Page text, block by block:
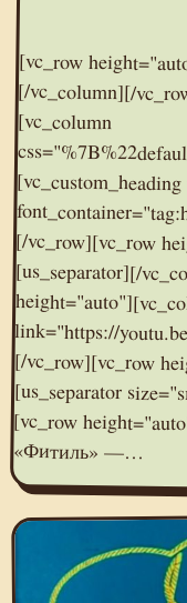
[vc_row
[/vc_column][/
[vc_column
[/vc_row][vc_row
[us_separator][/
link="https://
[/vc_row][vc_row
[us_separator
[vc_row
«Фитиль» —…